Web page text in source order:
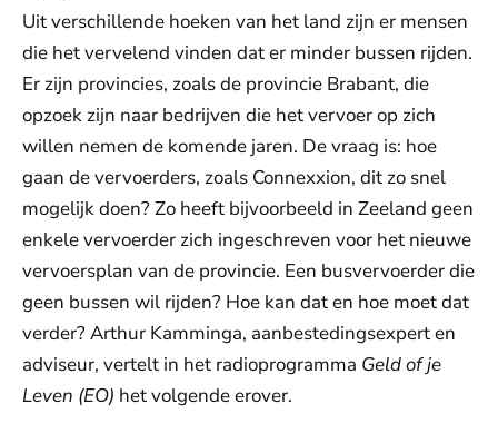
Uit verschillende hoeken van het land zijn er mensen
die het vervelend vinden dat er minder bussen rijden.
Er zijn provincies, zoals de provincie Brabant, die
opzoek zijn naar bedrijven die het vervoer op zich
willen nemen de komende jaren. De vraag is: hoe
gaan de vervoerders, zoals Connexxion, dit zo snel
mogelijk doen? Zo heeft bijvoorbeeld in Zeeland geen
enkele vervoerder zich ingeschreven voor het nieuwe
vervoersplan van de provincie. Een busvervoerder die
geen bussen wil rijden? Hoe kan dat en hoe moet dat
verder? Arthur Kamminga, aanbestedingsexpert en
adviseur, vertelt in het radioprogramma Geld of je
Leven (EO) het volgende erover.